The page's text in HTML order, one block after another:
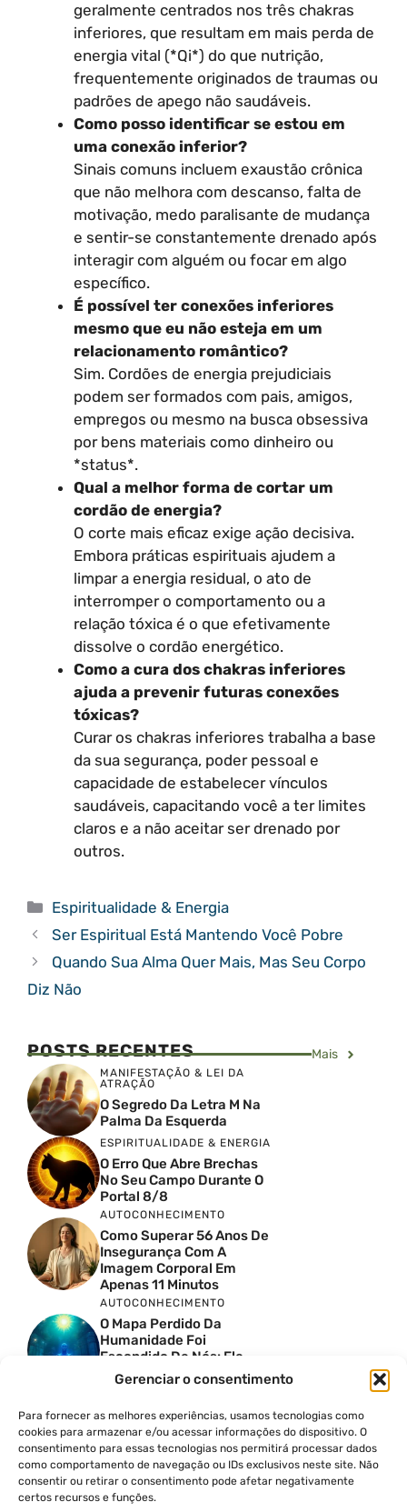
Gerenciar o consentimento
Para fornecer as melhores experiências, usamos tecnologias como
cookies para armazenar e/ou acessar informações do dispositivo. O
consentimento para essas tecnologias nos permitirá processar dados
como comportamento de navegação ou IDs exclusivos neste site. Não
consentir ou retirar o consentimento pode afetar negativamente
certos recursos e funções.
geralmente centrados nos três chakras
inferiores, que resultam em mais perda de
energia vital (*Qi*) do que nutrição,
frequentemente originados de traumas ou
padrões de apego não saudáveis.
Como posso identificar se estou em
uma conexão inferior?
Sinais comuns incluem exaustão crônica
que não melhora com descanso, falta de
motivação, medo paralisante de mudança
e sentir-se constantemente drenado após
interagir com alguém ou focar em algo
específico.
É possível ter conexões inferiores
mesmo que eu não esteja em um
relacionamento romântico?
Sim. Cordões de energia prejudiciais
podem ser formados com pais, amigos,
empregos ou mesmo na busca obsessiva
por bens materiais como dinheiro ou
*status*.
Qual a melhor forma de cortar um
cordão de energia?
O corte mais eficaz exige ação decisiva.
Embora práticas espirituais ajudem a
limpar a energia residual, o ato de
interromper o comportamento ou a
relação tóxica é o que efetivamente
dissolve o cordão energético.
Como a cura dos chakras inferiores
ajuda a prevenir futuras conexões
tóxicas?
Curar os chakras inferiores trabalha a base
da sua segurança, poder pessoal e
capacidade de estabelecer vínculos
saudáveis, capacitando você a ter limites
claros e a não aceitar ser drenado por
outros.
Categorias
Espiritualidade & Energia
Ser Espiritual Está Mantendo Você Pobre
Quando Sua Alma Quer Mais, Mas Seu Corpo
Diz Não
POSTS RECENTES Mais
MANIFESTAÇÃO & LEI DA
ATRAÇÃO
O Segredo Da Letra M Na
Palma Da Esquerda
ESPIRITUALIDADE & ENERGIA
O Erro Que Abre Brechas
No Seu Campo Durante O
Portal 8/8
AUTOCONHECIMENTO
Como Superar 56 Anos De
Insegurança Com A
Imagem Corporal Em
Apenas 11 Minutos
AUTOCONHECIMENTO
O Mapa Perdido Da
Humanidade Foi
Escondido De Nós: Ele
Revela O Que Acontece A
Seguir
Portal 8/8: A Chave Para
Receber Os Códigos De
Sírius
ESPIRITUALIDADE & ENERGIA
Pressione Seu Terceiro